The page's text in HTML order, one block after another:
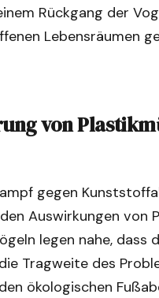
Rückgang der
Lebensräumen
von
gegen
Auswirkungen von
legen nahe, dass
Tragweite des
ökologischen